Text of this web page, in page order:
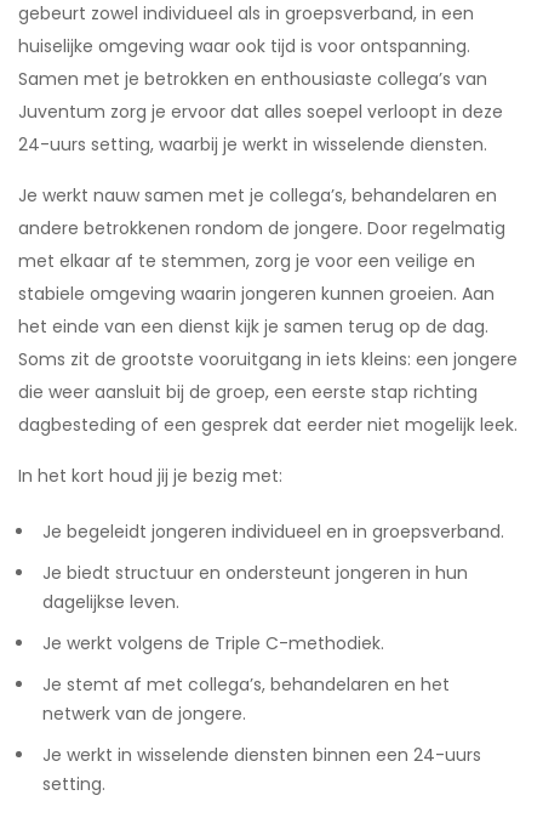
gebeurt zowel individueel als in groepsverband, in een
huiselijke omgeving waar ook tijd is voor ontspanning.
Samen met je betrokken en enthousiaste collega’s van
Juventum zorg je ervoor dat alles soepel verloopt in deze
24-uurs setting, waarbij je werkt in wisselende diensten.
Je werkt nauw samen met je collega’s, behandelaren en
andere betrokkenen rondom de jongere. Door regelmatig
met elkaar af te stemmen, zorg je voor een veilige en
stabiele omgeving waarin jongeren kunnen groeien. Aan
het einde van een dienst kijk je samen terug op de dag.
Soms zit de grootste vooruitgang in iets kleins: een jongere
die weer aansluit bij de groep, een eerste stap richting
dagbesteding of een gesprek dat eerder niet mogelijk leek.
In het kort houd jij je bezig met:
Je begeleidt jongeren individueel en in groepsverband.
Je biedt structuur en ondersteunt jongeren in hun
dagelijkse leven.
Je werkt volgens de Triple C-methodiek.
Je stemt af met collega’s, behandelaren en het
netwerk van de jongere.
Je werkt in wisselende diensten binnen een 24-uurs
setting.